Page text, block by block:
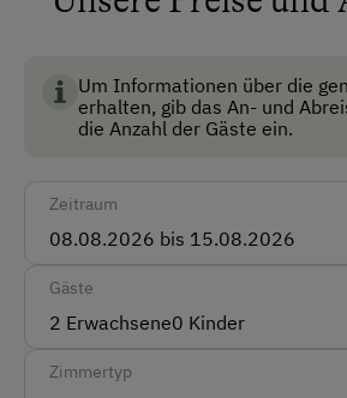
Haustiergerecht
Nichtraucherzimmer
Anfahrtsmöglichkeiten
Um Informationen über die
erhalten, gib das An- und
die Anzahl der Gäste ein.
Zeitraum
Gäste
2 Erwachsene0 Kinder
Zimmertyp